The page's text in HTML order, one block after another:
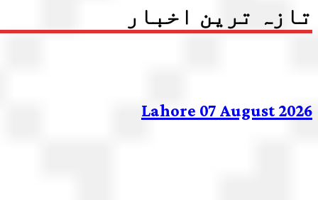
تازہ ترین اخبار
Lahore 07 August 2026